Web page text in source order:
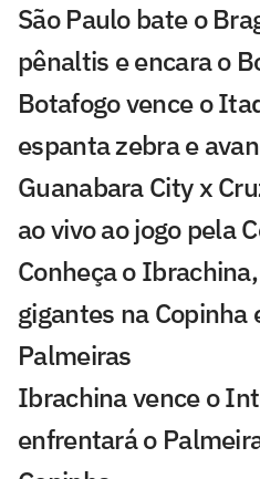
São Paulo bate o
pênaltis e encara o
Botafogo vence o
espanta zebra e
Guanabara City x
ao vivo ao jogo pela
Conheça o
gigantes na Copinha
Palmeiras
Ibrachina vence o
enfrentará o